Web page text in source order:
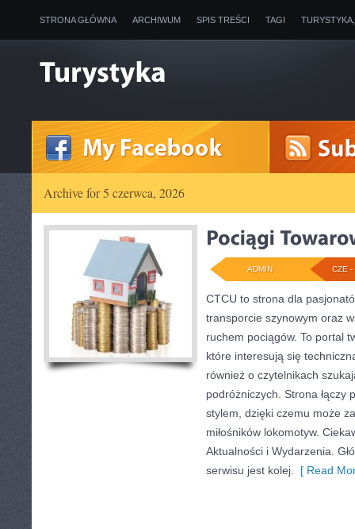
STRONA GŁÓWNA ARCHIWUM SPIS TREŚCI TAGI
Archive for 5 czerwca, 2026
CZE -
ADMIN
CTCU to strona dla
transporcie szynowym oraz
ruchem pociągów. To portal
które interesują się
również o czytelnikach
podróżniczych. Strona łączy
stylem, dzięki czemu może
miłośników lokomotyw.
Aktualności i Wydarzenia.
serwisu jest kolej.
[ Read